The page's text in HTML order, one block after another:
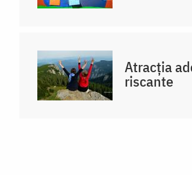
Atracția
riscante